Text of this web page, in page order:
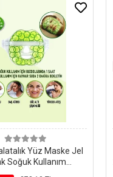
Yüz Maske Jel
Soğuk Kullanım
Rahatlatıcı